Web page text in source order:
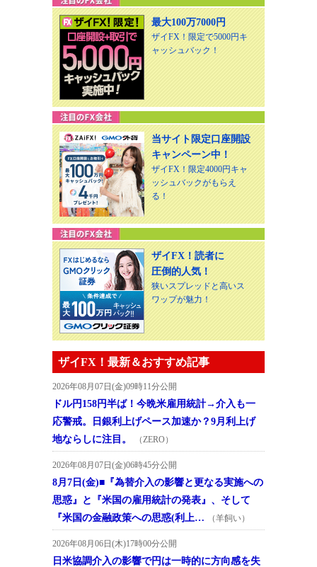
最大100万7000円
ザイFX！限定で5000円キ
ャッシュバック！
当サイト限定口座開設
キャンペーン中！
ザイFX！限定4000円キャ
ッシュバックがもらえ
る！
ザイFX！読者に
圧倒的人気！
狭いスプレッドと高いス
ワップが魅力！
ザイFX！最新＆おすすめ記事
2026年08月07日(金)09時11分公開
ドル円158円半ば！今晩米雇用統計→介入も一
応警戒。日銀利上げペース加速か？9月利上げ
地ならしに注目。
（ZERO）
2026年08月07日(金)06時45分公開
8月7日(金)■『為替介入の影響と更なる実施への
思惑』と『米国の雇用統計の発表』、そして
『米国の金融政策への思惑(利上…
（羊飼い）
2026年08月06日(木)17時00分公開
日米協調介入の影響で円は一時的に方向感を失